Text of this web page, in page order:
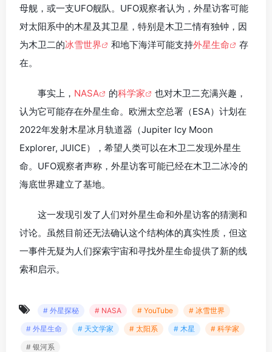
母舰，或一支UFO舰队。UFO观察者认为，外星访客可能
对太阳系中的木星及其卫星，特别是木卫二情有独钟，因
为木卫二的冰雪世界 和地下海洋可能支持外星生命
存
在。
事实上， NASA 的科学家
也对木卫二充满兴趣，
认为它可能存在外星生命。欧洲太空总署（ESA）计划在
2022年发射木星冰月轨道器（Jupiter Icy Moon
Explorer, JUICE），希望人类可以在木卫二发现外星生
命。UFO观察者声称，外星访客可能已经在木卫二冰冷的
海底世界建立了基地。
这一发现引发了人们对外星生命和外星访客的猜测和
讨论。虽然目前还无法确认这个结构体的真实性质，但这
一事件无疑为人们探索宇宙和寻找外星生命提供了新的线
索和启示。
# 外星探秘 # NASA # YouTube
# 冰雪世界
# 外星生命
# 天文学家 # 太阳系 # 木星
# 科学家
# 银河系